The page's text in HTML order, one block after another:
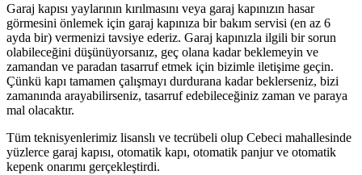
Garaj kapısı yaylarının kırılmasını veya garaj kapınızın hasar
görmesini önlemek için garaj kapınıza bir bakım servisi (en az 6
ayda bir) vermenizi tavsiye ederiz. Garaj kapınızla ilgili bir sorun
olabileceğini düşünüyorsanız, geç olana kadar beklemeyin ve
zamandan ve paradan tasarruf etmek için bizimle iletişime geçin.
Çünkü kapı tamamen çalışmayı durdurana kadar beklerseniz, bizi
zamanında arayabilirseniz, tasarruf edebileceğiniz zaman ve paraya
mal olacaktır.
Tüm teknisyenlerimiz lisanslı ve tecrübeli olup Cebeci mahallesinde
yüzlerce garaj kapısı, otomatik kapı, otomatik panjur ve otomatik
kepenk onarımı gerçekleştirdi.